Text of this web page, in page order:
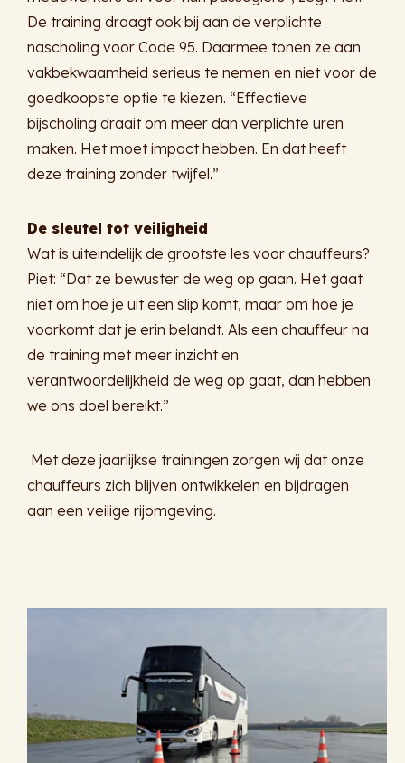
De training draagt ook bij aan de verplichte
nascholing voor Code 95. Daarmee tonen ze aan
vakbekwaamheid serieus te nemen en niet voor de
goedkoopste optie te kiezen. “Effectieve
bijscholing draait om meer dan verplichte uren
maken. Het moet impact hebben. En dat heeft
deze training zonder twijfel.”
De sleutel tot veiligheid
Wat is uiteindelijk de grootste les voor chauffeurs?
Piet: “Dat ze bewuster de weg op gaan. Het gaat
niet om hoe je uit een slip komt, maar om hoe je
voorkomt dat je erin belandt. Als een chauffeur na
de training met meer inzicht en
verantwoordelijkheid de weg op gaat, dan hebben
we ons doel bereikt.”
Met deze jaarlijkse trainingen zorgen wij dat onze
chauffeurs zich blijven ontwikkelen en bijdragen
aan een veilige rijomgeving.